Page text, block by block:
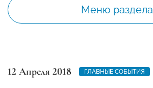
Меню раздела
12 Апреля 2018 ГЛАВНЫЕ СОБЫТИЯ